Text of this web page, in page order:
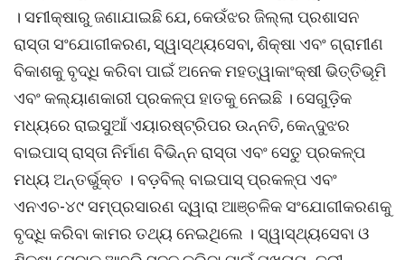
। ସମୀକ୍ଷାରୁ ଜଣାଯାଇଛି ଯେ, କେଉଁଝର ଜିଲ୍ଲା ପ୍ରଶାସନ
ରାସ୍ତା ସଂଯୋଗୀକରଣ, ସ୍ୱାସ୍ଥ୍ୟସେବା, ଶିକ୍ଷା ଏବଂ ଗ୍ରାମୀଣ
ବିକାଶକୁ ବୃଦ୍ଧି କରିବା ପାଇଁ ଅନେକ ମହତ୍ୱାକାଂକ୍ଷୀ ଭିତ୍ତିଭୂମି
ଏବଂ କଲ୍ୟାଣକାରୀ ପ୍ରକଳ୍ପ ହାତକୁ ନେଇଛି । ସେଗୁଡ଼ିକ
ମଧ୍ୟରେ ରାଇସୁଆଁ ଏୟାରଷ୍ଟ୍ରିପର ଉନ୍ନତି, କେନ୍ଦୁଝର
ବାଇପାସ୍ ରାସ୍ତା ନିର୍ମାଣ ବିଭିନ୍ନ ରାସ୍ତା ଏବଂ ସେତୁ ପ୍ରକଳ୍ପ
ମଧ୍ୟ ଅନ୍ତର୍ଭୁକ୍ତ । ବଡ଼ବିଲ୍ ବାଇପାସ୍ ପ୍ରକଳ୍ପ ଏବଂ
ଏନଏଚ-୪୯ ସମ୍ପ୍ରସାରଣ ଦ୍ୱାରା ଆଞ୍ଚଳିକ ସଂଯୋଗୀକରଣକୁ
ବୃଦ୍ଧି କରିବା କାମର ତଥ୍ୟ ନେଇଥିଲେ । ସ୍ୱାସ୍ଥ୍ୟସେବା ଓ